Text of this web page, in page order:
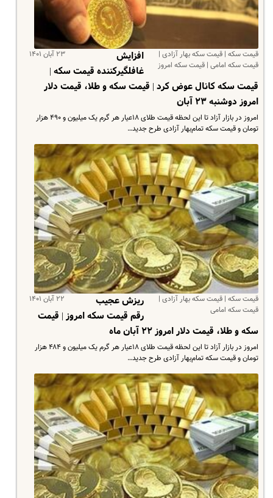
قیمت سکه | قیمت سکه بهار آزادی |
قیمت سکه امامی | قیمت سکه امروز
۲۳ آبان ۱۴۰۱
افزایش
غافلگیرکننده قیمت سکه |
قیمت سکه کانال عوض کرد | قیمت سکه و طلا، قیمت دلار
امروز دوشنبه ۲۳ آبان
امروز در بازار آزاد تا این لحظه قیمت طلای ۱۸عیار هر گرم یک میلیون و ۴۹۰ هزار
تومان و قیمت سکه تمام‌بهار آزادی طرح جدید…
قیمت سکه | قیمت سکه بهار آزادی |
قیمت سکه امامی
۲۲ آبان ۱۴۰۱
ریزش عجیب
رقم قیمت سکه امروز | قیمت
سکه و طلا، قیمت دلار امروز ۲۲ آبان ماه
امروز در بازار آزاد تا این لحظه قیمت طلای ۱۸عیار هر گرم یک میلیون و ۴۸۴ هزار
تومان و قیمت سکه تمام‌بهار آزادی طرح جدید…